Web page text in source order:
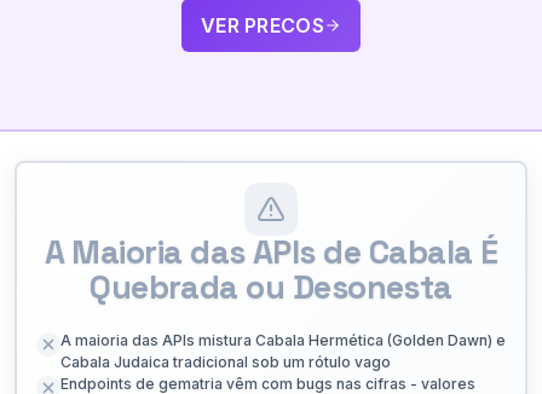
VER PRECOS
A Maioria das APIs de Cabala É
Quebrada ou Desonesta
A maioria das APIs mistura Cabala Hermética (Golden Dawn) e
Cabala Judaica tradicional sob um rótulo vago
Endpoints de gematria vêm com bugs nas cifras - valores